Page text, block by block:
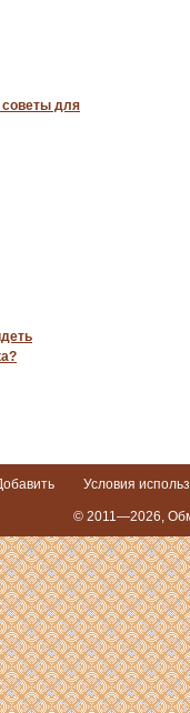
для
Условия
© 2011—2026,